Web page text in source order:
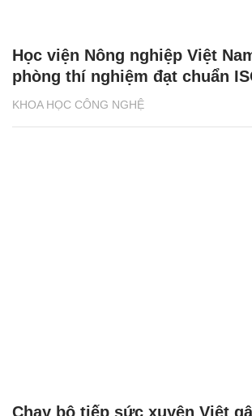
KHOA HỌC CÔNG NGHỆ
Học viện Nông nghiệp Việt
phòng thí nghiệm đạt chuẩn
Chạy bộ tiếp sức xuyên Việt